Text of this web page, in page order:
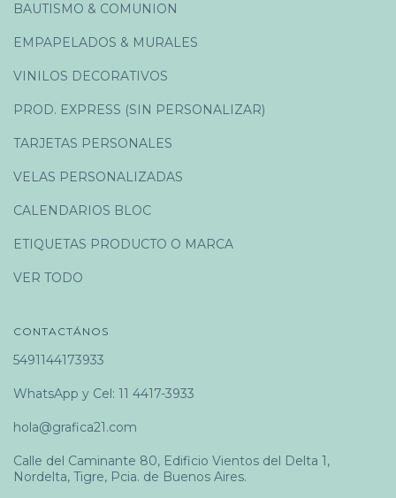
BAUTISMO & COMUNION
EMPAPELADOS & MURALES
VINILOS DECORATIVOS
PROD. EXPRESS (SIN PERSONALIZAR)
TARJETAS PERSONALES
VELAS PERSONALIZADAS
CALENDARIOS BLOC
ETIQUETAS PRODUCTO O MARCA
VER TODO
CONTACTÁNOS
5491144173933
WhatsApp y Cel: 11 4417-3933
hola@grafica21.com
Calle del Caminante 80, Edificio Vientos del Delta 1,
Nordelta, Tigre, Pcia. de Buenos Aires.